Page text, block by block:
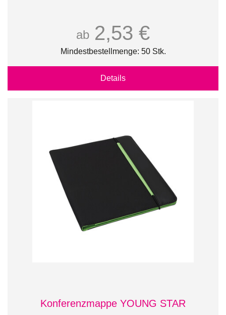
ab 2,53 €
Mindestbestellmenge: 50 Stk.
Details
Konferenzmappe YOUNG STAR